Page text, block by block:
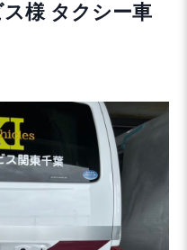
様 タクシー車